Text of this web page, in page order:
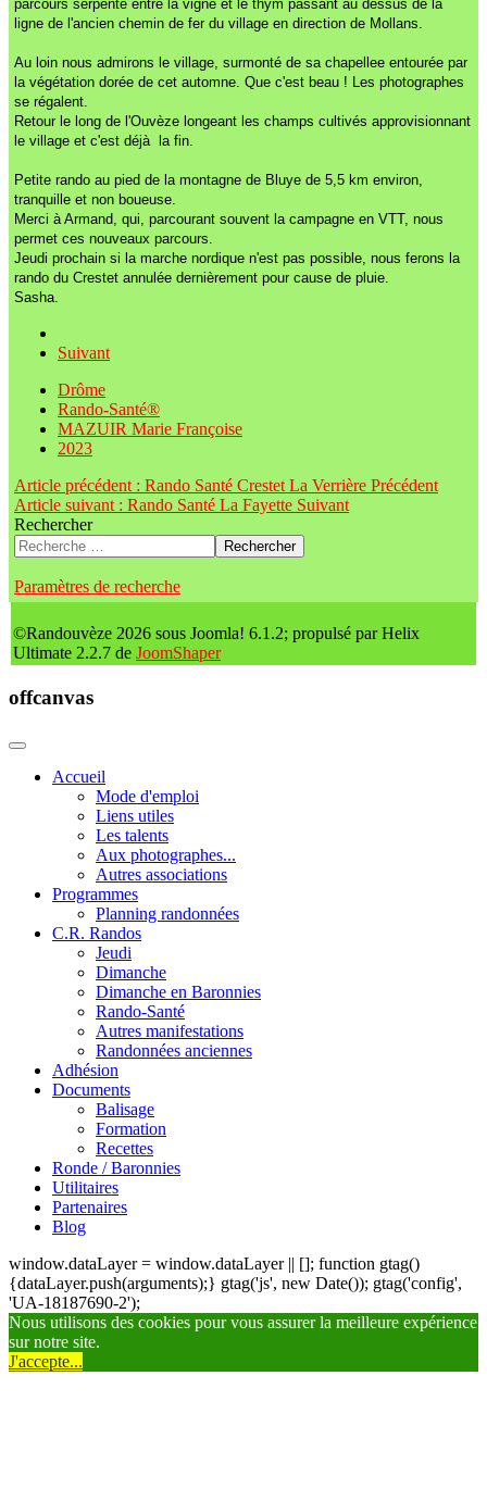
parcours serpente entre la vigne et le thym passant au dessus de la
ligne de l'ancien chemin de fer du village en direction de Mollans.
Au loin nous admirons le village, surmonté de sa chapellee entourée par
la végétation dorée de cet automne. Que c'est beau ! Les photographes
se régalent.
Retour le long de l'Ouvèze longeant les champs cultivés approvisionnant
le village et c'est déjà la fin.
Petite rando au pied de la montagne de Bluye de 5,5 km environ,
tranquille et non boueuse.
Merci à Armand, qui, parcourant souvent la campagne en VTT, nous
permet ces nouveaux parcours.
Jeudi prochain si la marche nordique n'est pas possible, nous ferons la
rando du Crestet annulée dernièrement pour cause de pluie.
Sasha.
Suivant
Drôme
Rando-Santé®
MAZUIR Marie Françoise
2023
Article précédent : Rando Santé Crestet La Verrière Précédent
Article suivant : Rando Santé La Fayette Suivant
Rechercher
Rechercher
Paramètres de recherche
©Randouvèze 2026 sous Joomla! 6.1.2; propulsé par Helix
Ultimate 2.2.7 de JoomShaper
offcanvas
Accueil
Mode d'emploi
Liens utiles
Les talents
Aux photographes...
Autres associations
Programmes
Planning randonnées
C.R. Randos
Jeudi
Dimanche
Dimanche en Baronnies
Rando-Santé
Autres manifestations
Randonnées anciennes
Adhésion
Documents
Balisage
Formation
Recettes
Ronde / Baronnies
Utilitaires
Partenaires
Blog
window.dataLayer = window.dataLayer || []; function gtag()
{dataLayer.push(arguments);} gtag('js', new Date()); gtag('config',
'UA-18187690-2');
Nous utilisons des cookies pour vous assurer la meilleure expérience
sur notre site.
J'accepte...